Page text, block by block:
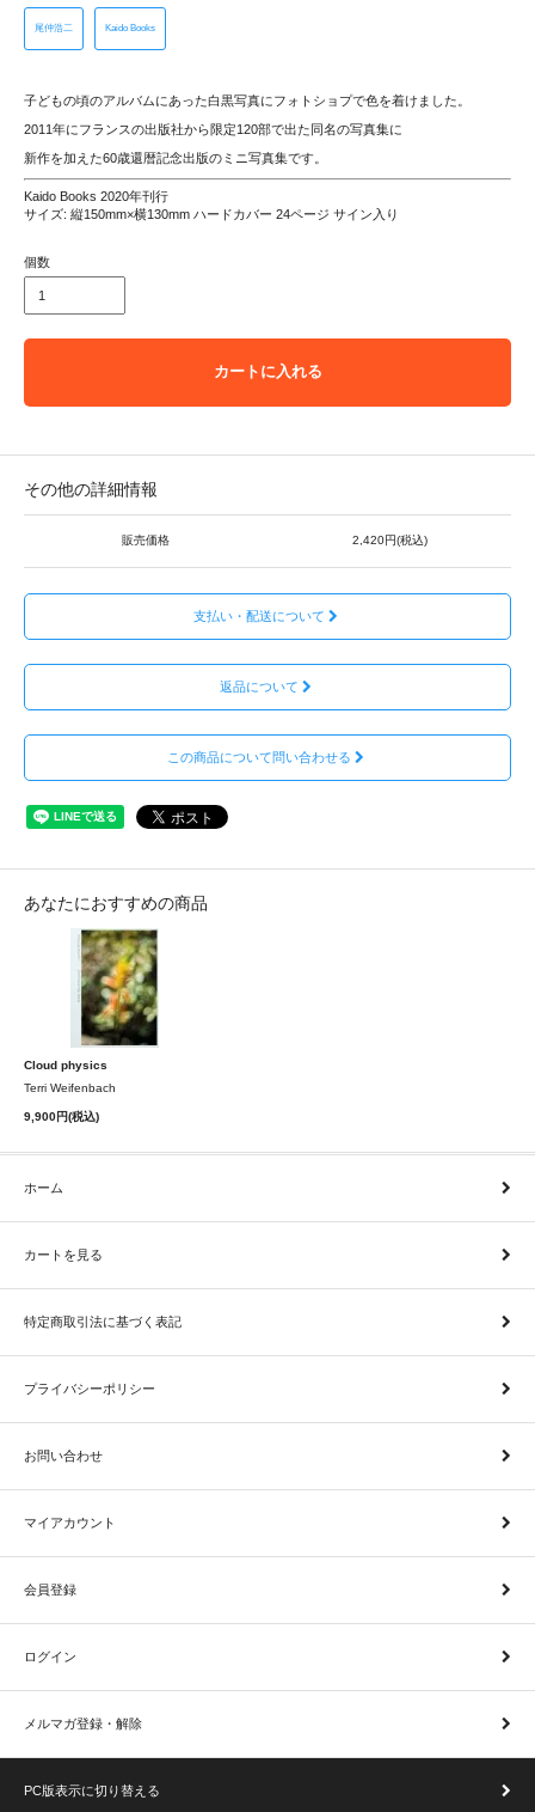
尾仲浩二 Kaido Books
子どもの頃のアルバムにあった白黒写真にフォトショプで色を着けました。
2011年にフランスの出版社から限定120部で出た同名の写真集に
新作を加えた60歳還暦記念出版のミニ写真集です。
Kaido Books 2020年刊行
サイズ: 縦150mm×横130mm ハードカバー 24ページ サイン入り
個数
カートに入れる
その他の詳細情報
販売価格 2,420円(税込)
支払い・配送について
返品について
この商品について問い合わせる
あなたにおすすめの商品
Cloud physics
Terri Weifenbach
9,900円(税込)
ホーム
カートを見る
特定商取引法に基づく表記
プライバシーポリシー
お問い合わせ
マイアカウント
会員登録
ログイン
メルマガ登録・解除
PC版表示に切り替える